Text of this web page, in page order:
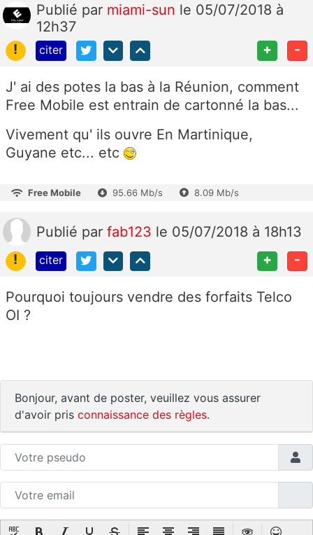
Publié par miami-sun le 05/07/2018 à
12h37
!
citer + -
J' ai des potes la bas à la Réunion, comment
Free Mobile est entrain de cartonné la bas...
Vivement qu' ils ouvre En Martinique,
Guyane etc... etc
Free Mobile 95.66 Mb/s 8.09 Mb/s
Publié par fab123 le 05/07/2018 à 18h13
!
citer + -
Pourquoi toujours vendre des forfaits Telco
OI ?
Bonjour, avant de poster, veuillez vous assurer
d'avoir pris connaissance des règles.